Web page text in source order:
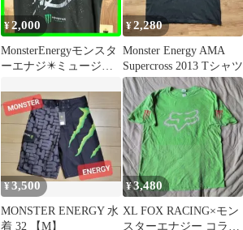
¥2,000
MonsterEnergyモンスタ
ーエナジ✴️ミュージッ
¥2,280
Monster Energy AMA
Supercross 2013 Tシャツ
¥3,500
MONSTER ENERGY 水
着 32 【M】
¥3,480
XL FOX RACING×モン
スターエナジー コラボ